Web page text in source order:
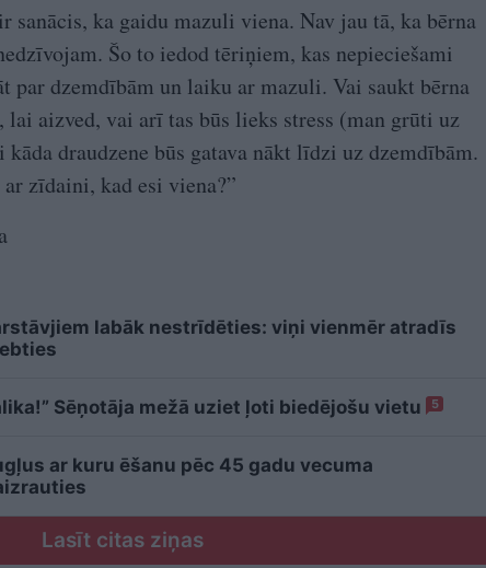
sanācis, ka gaidu mazuli viena. Nav jau tā, ka bērna
Šo to iedod tēriņiem, kas nepieciešami
par dzemdībām un laiku ar mazuli. Vai saukt bērna
lai aizved, vai arī tas būs lieks stress (man grūti uz
draudzene būs gatava nākt līdzi uz dzemdībām.
zīdaini, kad esi viena?”
labāk nestrīdēties: viņi vienmēr atradīs
Sēņotāja mežā uziet ļoti biedējošu vietu 5
ar kuru ēšanu pēc 45 gadu vecuma
Lasīt citas ziņas